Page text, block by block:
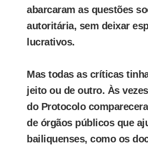
abarcaram as questões
autoritária, sem deixar
lucrativos.
Mas todas as críticas
jeito ou de outro. Às
do Protocolo
de órgãos públicos que
bailiquenses, como os